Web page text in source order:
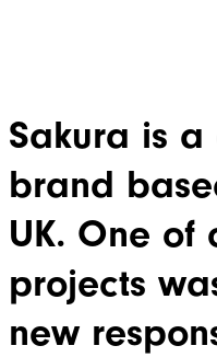
Sakura is a
brand
UK. One of
projects
new